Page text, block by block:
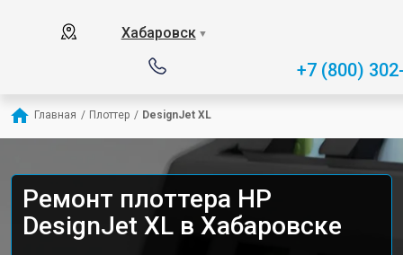
Хабаровск ▼
+7 (800)
Главная / Плоттер / DesignJet XL
Ремонт плоттера HP
DesignJet XL в Хабаровске